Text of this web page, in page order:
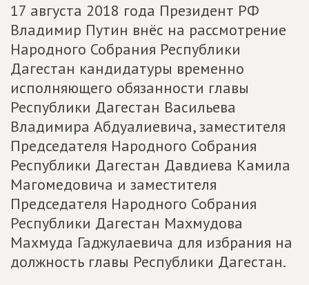
17 августа 2018 года Президент РФ
Владимир Путин внёс на рассмотрение
Народного Собрания Республики
Дагестан кандидатуры временно
исполняющего обязанности главы
Республики Дагестан Васильева
Владимира Абдуалиевича, заместителя
Председателя Народного Собрания
Республики Дагестан Давдиева Камила
Магомедовича и заместителя
Председателя Народного Собрания
Республики Дагестан Махмудова
Махмуда Гаджулаевича для избрания на
должность главы Республики Дагестан.